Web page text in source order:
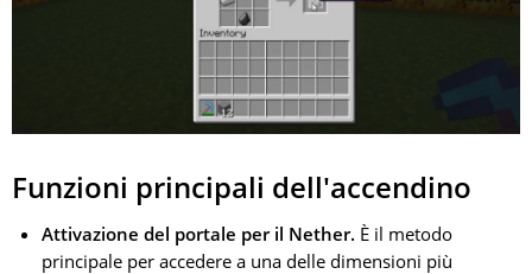
Funzioni principali dell'accendino
Attivazione del portale per il Nether. È il metodo
principale per accedere a una delle dimensioni più